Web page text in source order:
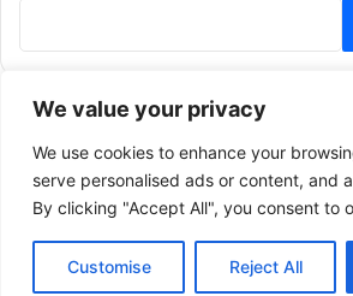
We value your privacy
We use cookies to enhance your
serve personalised ads or content, and
By clicking "Accept All", you consent to
Customise Reject All
© Copyright 2026, All Rights Reserved |
2024